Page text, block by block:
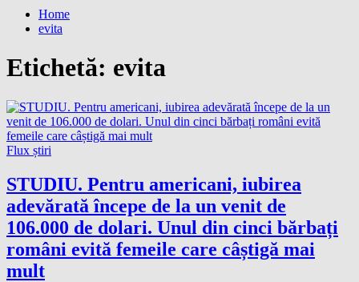
Home
evita
Etichetă: evita
Flux știri
STUDIU. Pentru americani, iubirea
adevărată începe de la un venit de
106.000 de dolari. Unul din cinci bărbați
români evită femeile care câștigă mai
mult